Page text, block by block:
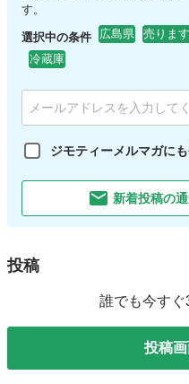
す。
選択中の条件 広島県 売りま
冷蔵庫
ジモティーメルマガに
新着投稿の
投稿
誰でも今す
投稿